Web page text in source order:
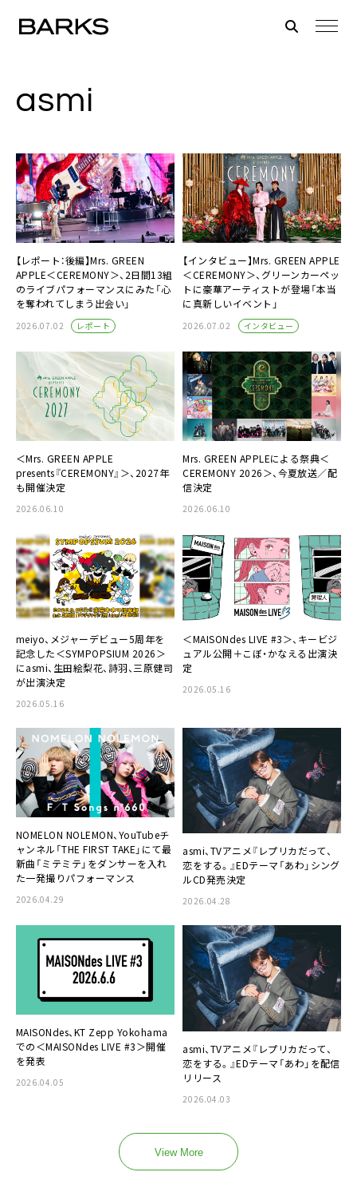
asmi
【レポート：後編】Mrs. GREEN
APPLE＜CEREMONY＞、2日間13組
のライブパフォーマンスにみた「心
を奪われてしまう出会い」
2026.07.02 レポート
【インタビュー】Mrs. GREEN APPLE
＜CEREMONY＞、グリーンカーペッ
トに豪華アーティストが登場「本当
に真新しいイベント」
2026.07.02 インタビュー
＜Mrs. GREEN APPLE
presents『CEREMONY』＞、2027年
も開催決定
2026.06.10
Mrs. GREEN APPLEによる祭典＜
CEREMONY 2026＞、今夏放送／配
信決定
2026.06.10
meiyo、メジャーデビュー5周年を
記念した＜SYMPOPSIUM 2026＞
にasmi、生田絵梨花、詩羽、三原健司
が出演決定
2026.05.16
＜MAISONdes LIVE #3＞、キービジ
ュアル公開＋こぼ・かなえる出演決
定
2026.05.16
NOMELON NOLEMON、YouTubeチ
ャンネル「THE FIRST TAKE」にて最
新曲「ミテミテ」をダンサーを入れ
た一発撮りパフォーマンス
2026.04.29
asmi、TVアニメ『レプリカだって、
恋をする。』EDテーマ「あわ」シング
ルCD発売決定
2026.04.28
MAISONdes、KT Zepp Yokohama
での＜MAISONdes LIVE #3＞開催
を発表
2026.04.05
asmi、TVアニメ『レプリカだって、
恋をする。』EDテーマ「あわ」を配信
リリース
2026.04.03
View More